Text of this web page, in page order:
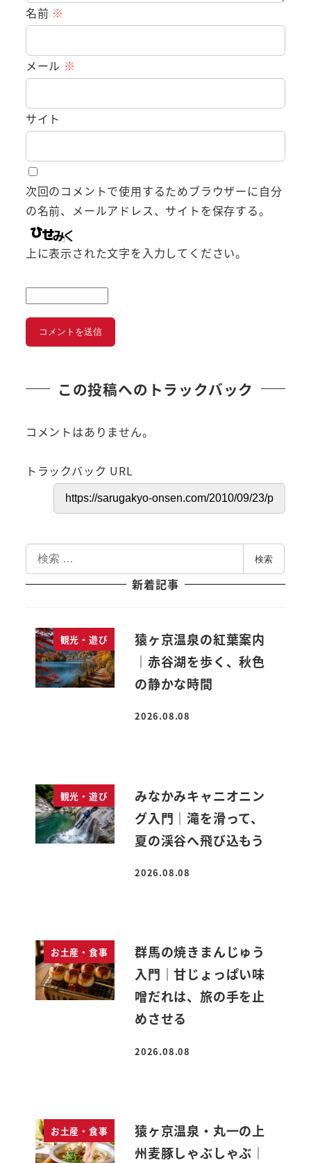
名前 ※
メール ※
サイト
次回のコメントで使用するためブラウザーに自分
の名前、メールアドレス、サイトを保存する。
上に表示された文字を入力してください。
この投稿へのトラックバック
コメントはありません。
トラックバック URL
索
検索
新着記事
観光・遊び
猿ヶ京温泉の紅葉案内
｜赤谷湖を歩く、秋色
の静かな時間
投稿日
2026.08.08
観光・遊び
みなかみキャニオニン
グ入門｜滝を滑って、
夏の渓谷へ飛び込もう
投稿日
2026.08.08
お土産・食事
群馬の焼きまんじゅう
入門｜甘じょっぱい味
噌だれは、旅の手を止
めさせる
投稿日
2026.08.08
お土産・食事
猿ヶ京温泉・丸一の上
州麦豚しゃぶしゃぶ｜